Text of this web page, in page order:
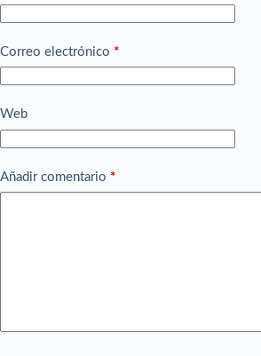
Correo electrónico *
Web
Añadir comentario *